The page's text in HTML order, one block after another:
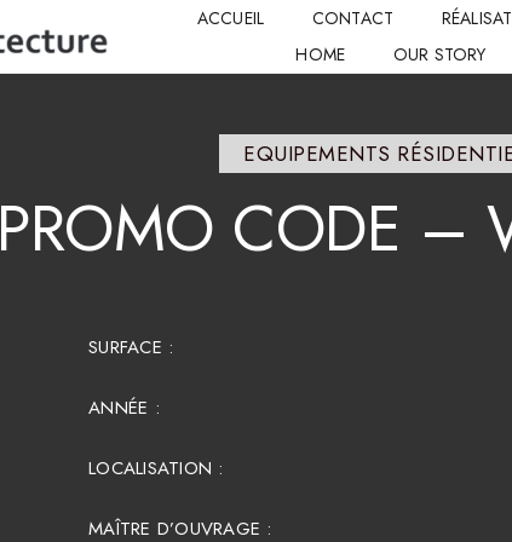
ACCUEIL CONTACT
HOME
OUR STORY
EQUIPEMENTS
PROMO CODE –
SURFACE :​
ANNÉE :
LOCALISATION :
MAÎTRE D’OUVRAGE :